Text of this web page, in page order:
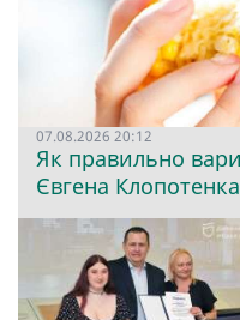
07.08.2026 20:12
Як правильно
Євгена Клопотенка